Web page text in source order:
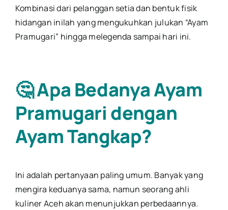
Kombinasi dari pelanggan setia dan bentuk fisik
hidangan inilah yang mengukuhkan julukan “Ayam
Pramugari” hingga melegenda sampai hari ini.
🤔 Apa Bedanya Ayam
Pramugari dengan
Ayam Tangkap?
Ini adalah pertanyaan paling umum. Banyak yang
mengira keduanya sama, namun seorang ahli
kuliner Aceh akan menunjukkan perbedaannya.